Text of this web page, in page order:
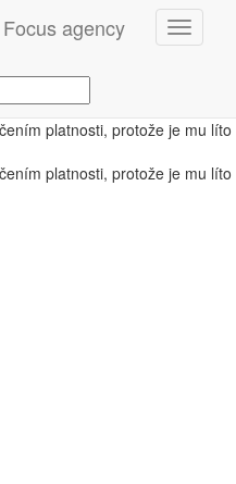
platnosti, protože je mu líto
platnosti, protože je mu líto